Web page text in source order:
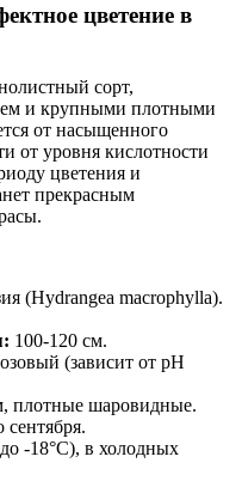
цветение в
сорт,
и крупными плотными
от насыщенного
от уровня кислотности
цветения и
прекрасным
(Hydrangea macrophylla).
100-120 см.
(зависит от pH
плотные шаровидные.
-18°C), в холодных